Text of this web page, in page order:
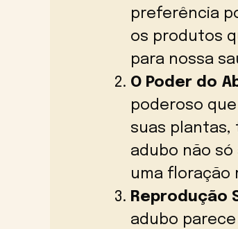
preferência
os produtos
para nossa
O Poder do
poderoso
suas plantas,
adubo não
uma floração
Reprodução
adubo